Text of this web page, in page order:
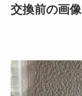
交換前の画像